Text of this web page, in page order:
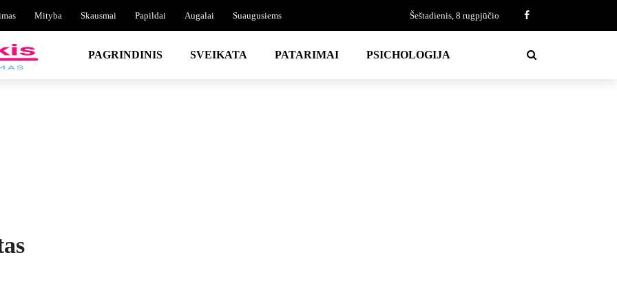
Mityba Skausmai Papildai Augalai Suaugusiems Šeštadienis, 8 rugpjūčio
PAGRINDINIS SVEIKATA PATARIMAI PSICHOLOGIJA